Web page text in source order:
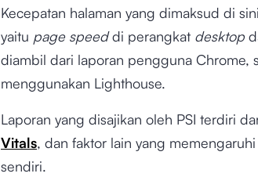
Kecepatan halaman yang dimaksud di
yaitu page speeddi perangkat desktop
diambil dari laporan pengguna Chrome,
menggunakan Lighthouse.
Laporan yang disajikan oleh PSI terdiri
Vitals, dan faktor lain yang
sendiri.